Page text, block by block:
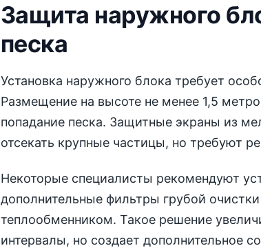
Защита наружного
песка
Установка наружного блока требует
Размещение на высоте не менее 1,5
попадание песка. Защитные экраны из
отсекать крупные частицы, но требуют
Некоторые специалисты рекомендуют
дополнительные фильтры грубой
теплообменником. Такое решение
интервалы, но создает дополнительное